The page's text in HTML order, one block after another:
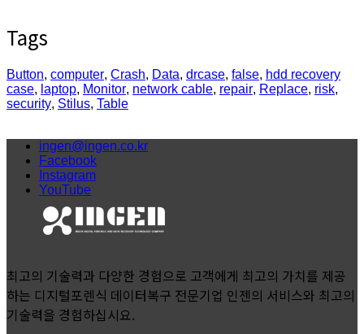
Tags
Button, computer, Crash, Data, drcase, false, hdd recovery
case, laptop, Monitor, network cable, repair, Replace, risk,
security, Stilus, Table
ingen@ingen.co.kr
Facebook
Instagram
YouTube
최고의 기술력과 다양한 경험으로 고객에게 최고의 가치를 제공
하는 디지털포렌식 데이터복구 전문기업 인젠의 서비스와 최고의
기술력을 경험하십시요.